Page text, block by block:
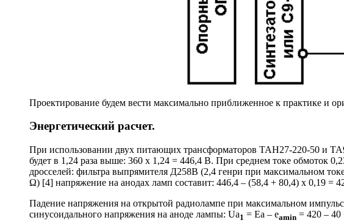
Проектирование будем вести максимально приближенное к практике и
Энергетический расчет.
При использовании двух питающих трансформаторов ТАН27-220-50 и
будет в 1,24 раза выше: 360 х 1,24 = 446,4 В. При среднем токе обмоток
дросселей: фильтра выпрямителя Д258В (2,4 генри при максимальном
Ω) [4] напряжение на анодах ламп составит: 446,4 – (58,4 + 80,4) х 0,19 =
Падение напряжения на открытой радиолампе при максимальном
синусоидального напряжения на аноде лампы: Ua1 = Ea – eamin = 420 – 40